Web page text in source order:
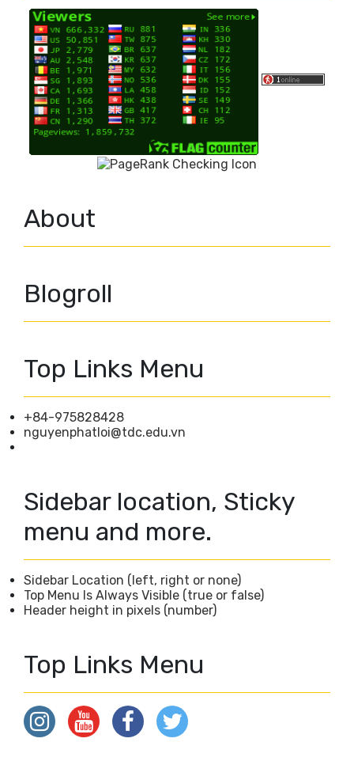
About
Blogroll
Top Links Menu
+84-975828428
nguyenphatloi@tdc.edu.vn
Sidebar location, Sticky
menu and more.
Sidebar Location (left, right or none)
Top Menu Is Always Visible (true or false)
Header height in pixels (number)
Top Links Menu